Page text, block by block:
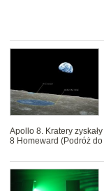
Apollo 8. Kratery
8 Homeward (Podróż